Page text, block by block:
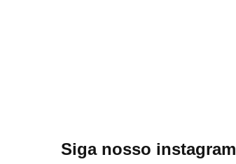
Siga nosso instagram